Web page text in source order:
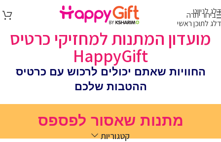
דלג לניווט
דלג לתוכן ראשי
בירור יתרה
מועדון המתנות למחזיקי כרטיס
HappyGift
החוויות שאתם יכולים לרכוש עם כרטיס
ההטבות שלכם
מתנות שאסור לפספס
קטגוריות